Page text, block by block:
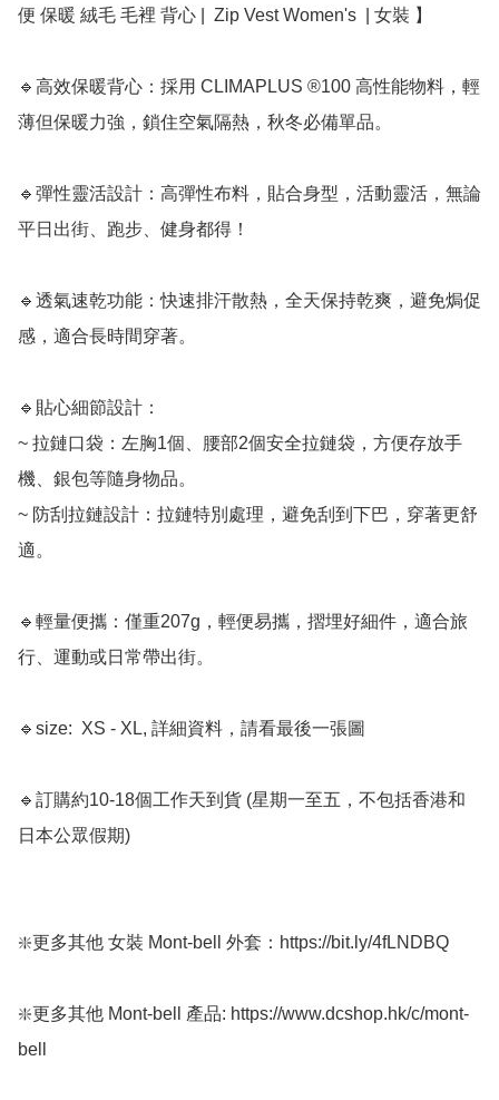
便 保暖 絨毛 毛裡 背心 |  Zip Vest Women's  | 女裝 】
🔹高效保暖背心：採用 CLIMAPLUS ®100 高性能物料，輕
薄但保暖力強，鎖住空氣隔熱，秋冬必備單品。
🔹彈性靈活設計：高彈性布料，貼合身型，活動靈活，無論
平日出街、跑步、健身都得！
🔹透氣速乾功能：快速排汗散熱，全天保持乾爽，避免焗促
感，適合長時間穿著。
🔹貼心細節設計：
~ 拉鏈口袋：左胸1個、腰部2個安全拉鏈袋，方便存放手
機、銀包等隨身物品。
~ 防刮拉鏈設計：拉鏈特別處理，避免刮到下巴，穿著更舒
適。
🔹輕量便攜：僅重207g，輕便易攜，摺埋好細件，適合旅
行、運動或日常帶出街。
🔹size:  XS - XL, 詳細資料，請看最後一張圖
🔹訂購約10-18個工作天到貨 (星期一至五，不包括香港和
日本公眾假期) ﻿
❇️更多其他 女裝 Mont-bell 外套：https://bit.ly/4fLNDBQ
❇️更多其他 Mont-bell 產品: https://www.dcshop.hk/c/mont-
bell